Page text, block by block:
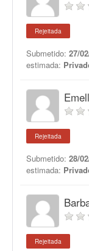
Rejeitada
Submetido: 27/
estimada:
Rejeitada
Submetido: 28/
estimada:
Rejeitada